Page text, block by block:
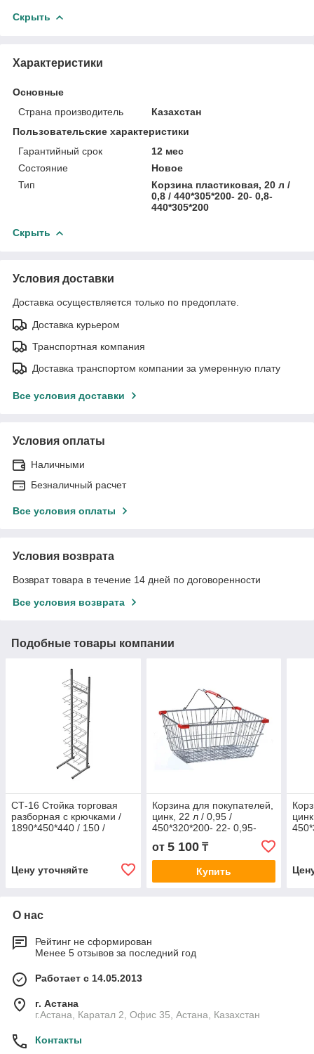
Скрыть
Характеристики
Основные
Страна производитель
Казахстан
Пользовательские характеристики
Гарантийный срок
12 мес
Состояние
Новое
Тип
Корзина пластиковая, 20 л /
0,8 / 440*305*200- 20- 0,8-
440*305*200
Скрыть
Условия доставки
Доставка осуществляется только по предоплате.
Доставка курьером
Транспортная компания
Доставка транспортом компании за умеренную плату
Все условия доставки
Условия оплаты
Наличными
Безналичный расчет
Все условия оплаты
Условия возврата
Возврат товара в течение 14 дней по договоренности
Все условия возврата
Подобные товары компании
СТ-16 Стойка торговая
разборная с крючками /
1890*450*440 / 150 /
Цену уточняйте
Корзина для покупателей,
цинк, 22 л / 0,95 /
450*320*200- 22- 0,95-
450*320*200
от 5 100₸
Купить
О нас
Рейтинг не сформирован
Менее 5 отзывов за последний год
Работает с 14.05.2013
г. Астана
г.Астана, Каратал 2, Офис 35, Астана, Казахстан
Контакты